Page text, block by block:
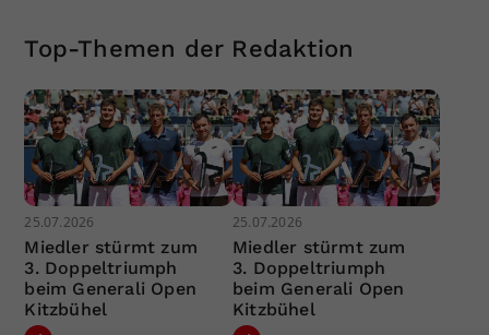
Top-Themen der Redaktion
25.07.2026
Miedler stürmt zum
3. Doppeltriumph
beim Generali Open
Kitzbühel
25.07.2026
Miedler stürmt zum
3. Doppeltriumph
beim Generali Open
Kitzbühel